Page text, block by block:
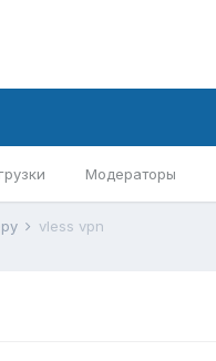
Модераторы
vless vpn